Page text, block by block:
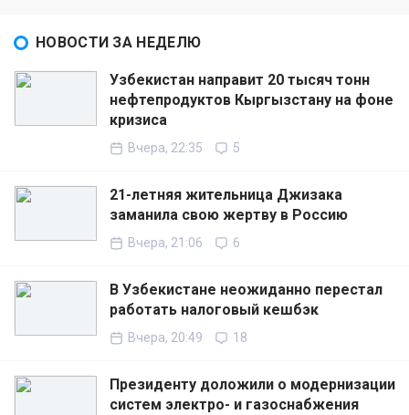
НОВОСТИ ЗА НЕДЕЛЮ
Узбекистан направит 20 тысяч тонн
нефтепродуктов Кыргызстану на фоне
кризиса
Вчера, 22:35 5
21-летняя жительница Джизака
заманила свою жертву в Россию
Вчера, 21:06 6
В Узбекистане неожиданно перестал
работать налоговый кешбэк
Вчера, 20:49 18
Президенту доложили о модернизации
систем электро- и газоснабжения